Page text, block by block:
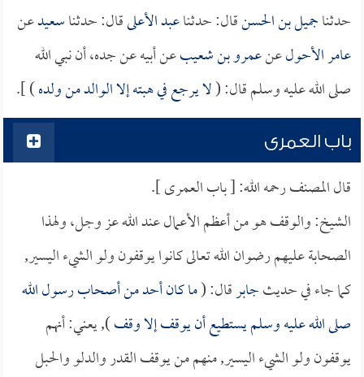
حدثناجميل بن الحسنقال: حدثناعبد الأعلىقال: حدثناسعيدعن
عامر الأحولعنعمرو بن شعيبعن أبيه عن جده، أن نبي الله
صلى الله عليه وسلم قال: (لا يرجع في هبته إلا الوالد من ولده) ].
باب العمرى
قال المصنف رحمه الله: [ باب العمرى ].
الشيخ: والوقف هو من أعظم الأعمال عند الله عز وجل، ولهذا
الصحابة عليهم رضوان الله تعالى كانوا يوقفون ولو الشيء اليسير,
كما جاء في حديثجابرقال: (ما كان أحد من أصحاب رسول الله
صلى الله عليه وسلم يستطيع أن يوقف إلا وقف), يعني: أنهم
يوقفون ولو الشيء اليسير, منهم من يوقف القدر والدلو والحبل